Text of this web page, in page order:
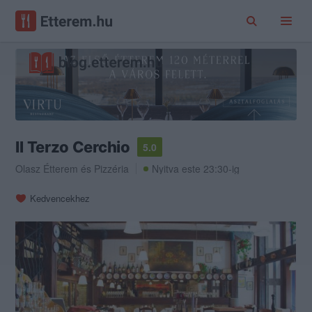
Il Terzo Cerchio
5.0
Olasz Étterem és Pizzéria Nyitva este 23:30-ig
Kedvencekhez